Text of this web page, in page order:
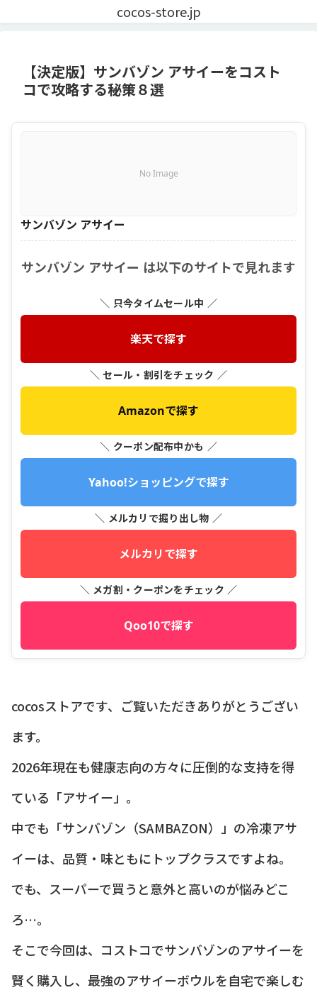
cocos-store.jp
【決定版】サンバゾン アサイーをコスト
コで攻略する秘策８選
No Image
サンバゾン アサイー
サンバゾン アサイー は以下のサイトで見れます
＼ 只今タイムセール中 ／
楽天で探す
＼ セール・割引をチェック ／
Amazonで探す
＼ クーポン配布中かも ／
Yahoo!ショッピングで探す
＼ メルカリで掘り出し物 ／
メルカリで探す
＼ メガ割・クーポンをチェック ／
Qoo10で探す
cocosストアです、ご覧いただきありがとうござい
ます。
2026年現在も健康志向の方々に圧倒的な支持を得
ている「アサイー」。
中でも「サンバゾン（SAMBAZON）」の冷凍アサ
イーは、品質・味ともにトップクラスですよね。
でも、スーパーで買うと意外と高いのが悩みどこ
ろ…。
そこで今回は、コストコでサンバゾンのアサイーを
賢く購入し、最強のアサイーボウルを自宅で楽しむ